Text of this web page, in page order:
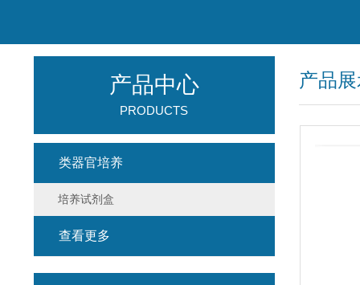
产品
产品中心
PRODUCTS
类器官培养
培养试剂盒
查看更多